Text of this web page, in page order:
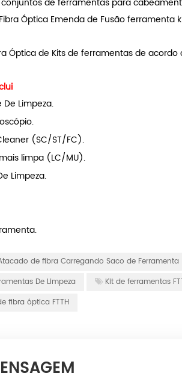
Óptica Emenda de Fusão
Óptica de Kits de ferramentas de
Limpeza.
(SC/ST/FC).
limpa (LC/MU).
Limpeza.
de fibra Carregando Saco de Ferramenta
De Limpeza
Kit de ferramentas
fibra óptica FTTH